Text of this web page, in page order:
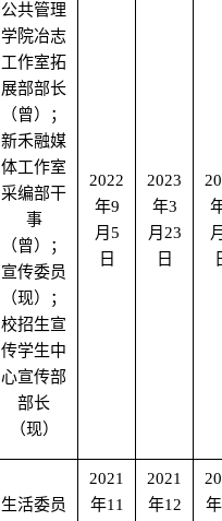
公共管理
学院冶志
工作室拓
展部部长
（曾）；
新禾融媒
体工作室
采编部干
事
（曾）；
宣传委员
（现）；
校招生宣
传学生中
心宣传部
部长
（现）
2022
年9
月5
日
2023
年3
月 23
日
生活委员
2021
年11
2021
年12
年